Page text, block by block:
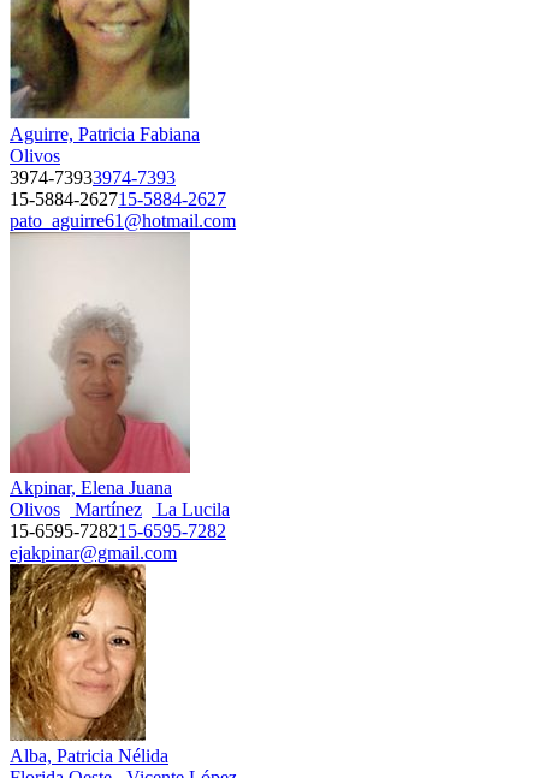
Aguirre, Patricia Fabiana
Olivos
3974-73933974-7393
15-5884-262715-5884-2627
pato_aguirre61@hotmail.com
Akpinar, Elena Juana
Olivos
Martínez
La Lucila
15-6595-728215-6595-7282
ejakpinar@gmail.com
Alba, Patricia Nélida